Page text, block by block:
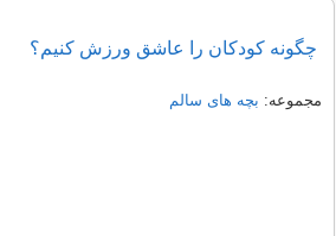
چگونه کودکان را عاشق ورزش کنیم؟
مجموعه: بچه های سالم